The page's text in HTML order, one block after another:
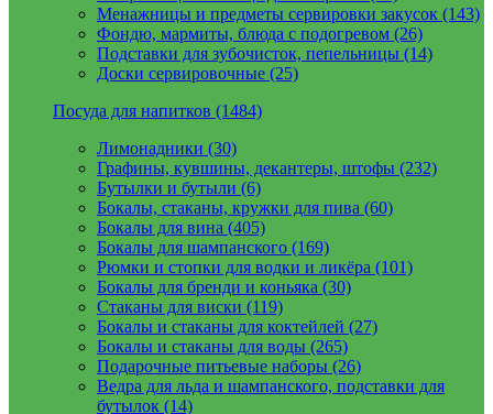
Менажницы и предметы сервировки закусок (143)
Фондю, мармиты, блюда с подогревом (26)
Подставки для зубочисток, пепельницы (14)
Доски сервировочные (25)
Посуда для напитков (1484)
Лимонадники (30)
Графины, кувшины, декантеры, штофы (232)
Бутылки и бутыли (6)
Бокалы, стаканы, кружки для пива (60)
Бокалы для вина (405)
Бокалы для шампанского (169)
Рюмки и стопки для водки и ликёра (101)
Бокалы для бренди и коньяка (30)
Стаканы для виски (119)
Бокалы и стаканы для коктейлей (27)
Бокалы и стаканы для воды (265)
Подарочные питьевые наборы (26)
Ведра для льда и шампанского, подставки для
бутылок (14)